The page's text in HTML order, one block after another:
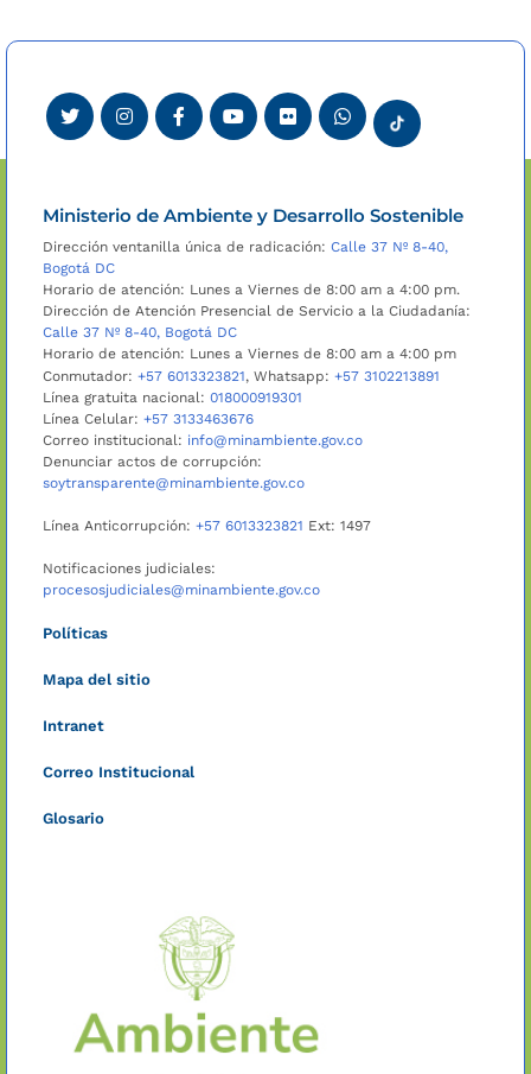
Ministerio de Ambiente y Desarrollo Sostenible
Dirección ventanilla única de radicación: Calle 37 Nº 8-40,
Bogotá DC
Horario de atención: Lunes a Viernes de 8:00 am a 4:00 pm.
Dirección de Atención Presencial de Servicio a la Ciudadanía:
Calle 37 Nº 8-40, Bogotá DC
Horario de atención: Lunes a Viernes de 8:00 am a 4:00 pm
Conmutador: +57 6013323821, Whatsapp: +57 3102213891
Línea gratuita nacional: 018000919301
Línea Celular: +57 3133463676
Correo institucional: info@minambiente.gov.co
Denunciar actos de corrupción:
soytransparente@minambiente.gov.co
Línea Anticorrupción: +57 6013323821 Ext: 1497
Notificaciones judiciales:
procesosjudiciales@minambiente.gov.co
Políticas
Mapa del sitio
Intranet
Correo Institucional
Glosario